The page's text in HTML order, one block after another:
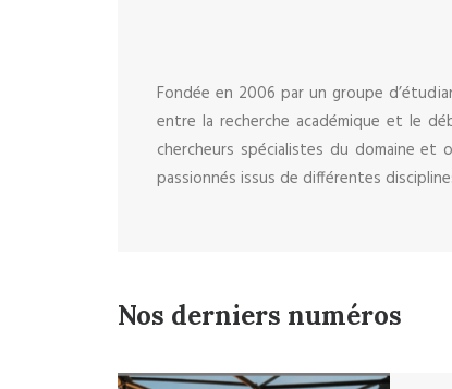
Fondée en 2006 par un groupe
entre la recherche académique et le
chercheurs spécialistes du domaine et
passionnés issus de différentes
Nos derniers numéros